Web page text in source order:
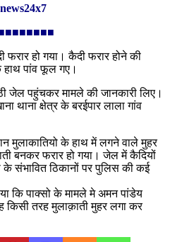
फरार हो गया। कैदी फरार होने की
पांव फूल गए।
जेल पहुंचकर मामले की जानकारी लिए।
थाना क्षेत्र के बरईपार लाला गांव
मुलाकातियो के हाथ में लगने वाले मुहर
बनकर फरार हो गया। जेल में कैदियों
के संभावित ठिकानों पर पुलिस की कई
कि पाक्सो के मामले मे अमन पांडेय
किसी तरह मुलाक़ाती मुहर लगा कर